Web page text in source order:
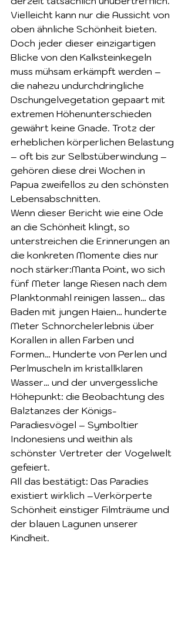
Vielleicht kann nur die Aussicht von
oben ähnliche Schönheit bieten.
Doch jeder dieser einzigartigen
Blicke von den Kalksteinkegeln
muss mühsam erkämpft werden –
die nahezu undurchdringliche
Dschungelvegetation gepaart mit
extremen Höhenunterschieden
gewährt keine Gnade. Trotz der
erheblichen körperlichen Belastung
– oft bis zur Selbstüberwindung –
gehören diese drei Wochen in
Papua zweifellos zu den schönsten
Lebensabschnitten.
Wenn dieser Bericht wie eine Ode
an die Schönheit klingt, so
unterstreichen die Erinnerungen an
die konkreten Momente dies nur
noch stärker:Manta Point, wo sich
fünf Meter lange Riesen nach dem
Planktonmahl reinigen lassen… das
Baden mit jungen Haien… hunderte
Meter Schnorchelerlebnis über
Korallen in allen Farben und
Formen… Hunderte von Perlen und
Perlmuscheln im kristallklaren
Wasser… und der unvergessliche
Höhepunkt: die Beobachtung des
Balztanzes der Königs-
Paradiesvögel – Symboltier
Indonesiens und weithin als
schönster Vertreter der Vogelwelt
gefeiert.
All das bestätigt: Das Paradies
existiert wirklich –Verkörperte
Schönheit einstiger Filmträume und
der blauen Lagunen unserer
Kindheit.